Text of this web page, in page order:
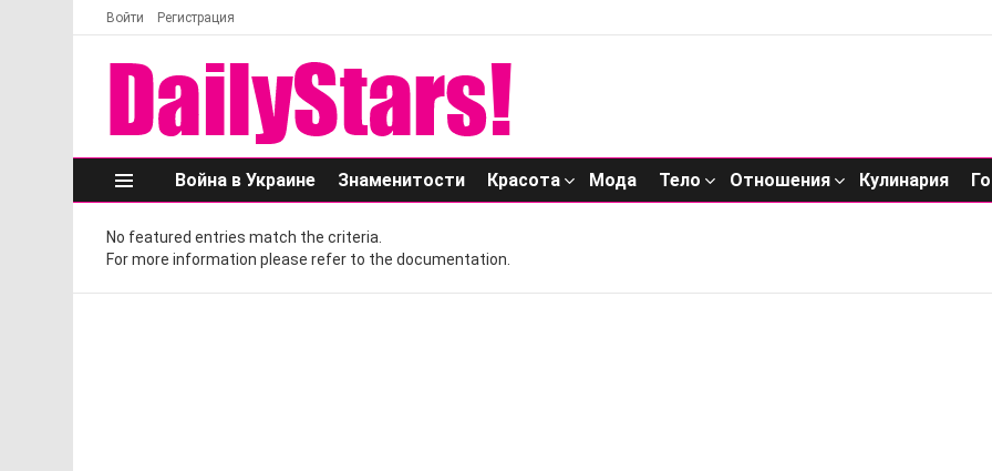
Войти Регистрация
Меню
Война в Украине Знаменитости Красота Мода Тело Отношения Кулинария
No featured entries match the criteria.
For more information please refer to the documentation.